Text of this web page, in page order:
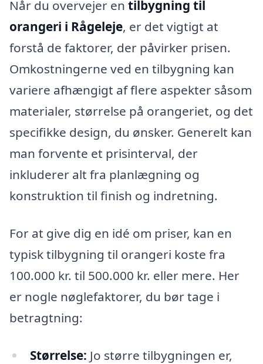
Når du overvejer en tilbygning til
orangeri i Rågeleje, er det vigtigt at
forstå de faktorer, der påvirker prisen.
Omkostningerne ved en tilbygning kan
variere afhængigt af flere aspekter såsom
materialer, størrelse på orangeriet, og det
specifikke design, du ønsker. Generelt kan
man forvente et prisinterval, der
inkluderer alt fra planlægning og
konstruktion til finish og indretning.
For at give dig en idé om priser, kan en
typisk tilbygning til orangeri koste fra
100.000 kr. til 500.000 kr. eller mere. Her
er nogle nøglefaktorer, du bør tage i
betragtning:
Størrelse: Jo større tilbygningen er,